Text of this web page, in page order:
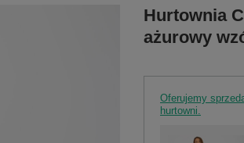
Hurtownia
ażurowy
Oferujemy
hurtowni.